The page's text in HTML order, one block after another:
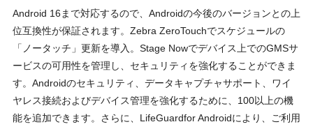
Android 16まで対応するので、Androidの今後のバージョンとの上
位互換性が保証されます。Zebra ZeroTouchでスケジュールの
「ノータッチ」更新を導入。Stage Nowでデバイス上でのGMSサ
ービスの可用性を管理し、セキュリティを強化することができま
す。Androidのセキュリティ、データキャプチャサポート、ワイ
ヤレス接続およびデバイス管理を強化するために、100以上の機
能を追加できます。さらに、LifeGuardfor Androidにより、ご利用